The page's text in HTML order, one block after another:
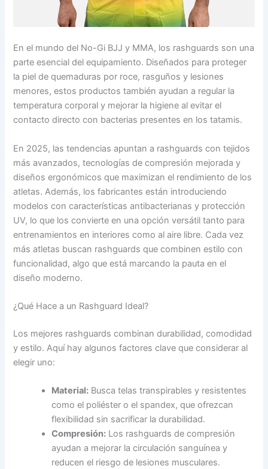
En el mundo del No-Gi BJJ y MMA, los rashguards son una
parte esencial del equipamiento. Diseñados para proteger
la piel de quemaduras por roce, rasguños y lesiones
menores, estos productos también ayudan a regular la
temperatura corporal y mejorar la higiene al evitar el
contacto directo con bacterias presentes en los tatamis.
En 2025, las tendencias apuntan a rashguards con tejidos
más avanzados, tecnologías de compresión mejorada y
diseños ergonómicos que maximizan el rendimiento de los
atletas. Además, los fabricantes están introduciendo
modelos con características antibacterianas y protección
UV, lo que los convierte en una opción versátil tanto para
entrenamientos en interiores como al aire libre. Cada vez
más atletas buscan rashguards que combinen estilo con
funcionalidad, algo que está marcando la pauta en el
diseño moderno.
¿Qué Hace a un Rashguard Ideal?
Los mejores rashguards combinan durabilidad, comodidad
y estilo. Aquí hay algunos factores clave que considerar al
elegir uno:
Material: Busca telas transpirables y resistentes
como el poliéster o el spandex, que ofrezcan
flexibilidad sin sacrificar la durabilidad.
Compresión: Los rashguards de compresión
ayudan a mejorar la circulación sanguínea y
reducen el riesgo de lesiones musculares.